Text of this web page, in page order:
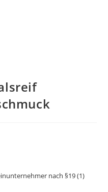
nach §19 (1)